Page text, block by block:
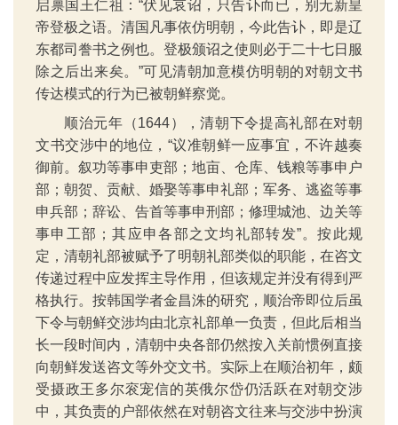
启禀国王仁祖：“伏见哀诏，只告讣而已，别无新皇
帝登极之语。清国凡事依仿明朝，今此告讣，即是辽
东都司誊书之例也。登极颁诏之使则必于二十七日服
除之后出来矣。”可见清朝加意模仿明朝的对朝文书
传达模式的行为已被朝鲜察觉。
顺治元年（1644），清朝下令提高礼部在对朝
文书交涉中的地位，“议准朝鲜一应事宜，不许越奏
御前。叙功等事申吏部；地亩、仓库、钱粮等事申户
部；朝贺、贡献、婚娶等事申礼部；军务、逃盗等事
申兵部；辞讼、告首等事申刑部；修理城池、边关等
事申工部；其应申各部之文均礼部转发”。按此规
定，清朝礼部被赋予了明朝礼部类似的职能，在咨文
传递过程中应发挥主导作用，但该规定并没有得到严
格执行。按韩国学者金昌洙的研究，顺治帝即位后虽
下令与朝鲜交涉均由北京礼部单一负责，但此后相当
长一段时间内，清朝中央各部仍然按入关前惯例直接
向朝鲜发送咨文等外交文书。实际上在顺治初年，颇
受摄政王多尔衮宠信的英俄尔岱仍活跃在对朝交涉
中，其负责的户部依然在对朝咨文往来与交涉中扮演